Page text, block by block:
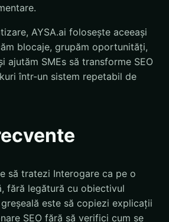
AYSA.ai folosește aceeași
blocaje, grupăm oportunități,
ajutăm SMEs să transforme SEO
într-un sistem repetabil de
să tratezi Interogare ca pe o
fără legătură cu obiectivul
este să copiezi explicații
SEO fără să verifici cum se